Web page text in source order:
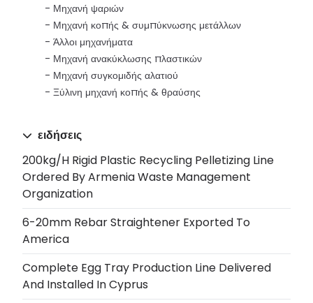
Μηχανή ψαριών
Μηχανή κοπής & συμπύκνωσης μετάλλων
Άλλοι μηχανήματα
Μηχανή ανακύκλωσης πλαστικών
Μηχανή συγκομιδής αλατιού
Ξύλινη μηχανή κοπής & θραύσης
ειδήσεις
200kg/h Rigid Plastic Recycling Pelletizing Line
Ordered By Armenia Waste Management
Organization
6-20mm Rebar Straightener Exported To
America
Complete Egg Tray Production Line Delivered
And Installed In Cyprus